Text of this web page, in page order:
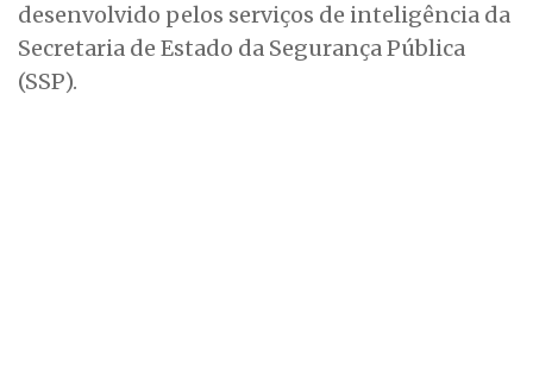
desenvolvido pelos serviços de inteligência da
Secretaria de Estado da Segurança Pública
(SSP).